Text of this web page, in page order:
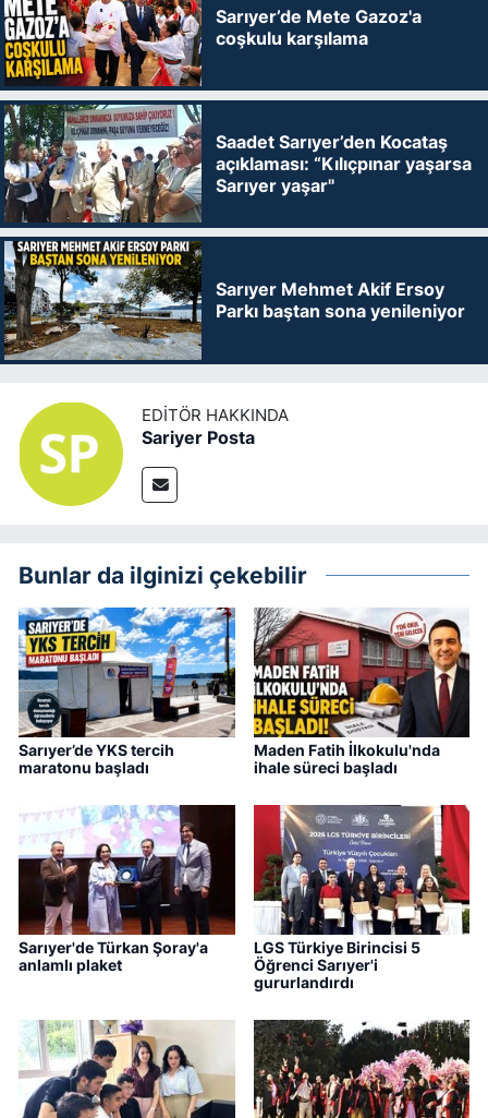
Sarıyer’de Mete Gazoz'a
coşkulu karşılama
Saadet Sarıyer’den Kocataş
açıklaması: “Kılıçpınar yaşarsa
Sarıyer yaşar"
Sarıyer Mehmet Akif Ersoy
Parkı baştan sona yenileniyor
EDITÖR HAKKINDA
Sariyer Posta
Bunlar da ilginizi çekebilir
Sarıyer’de YKS tercih
maratonu başladı
Maden Fatih İlkokulu'nda
ihale süreci başladı
Sarıyer'de Türkan Şoray'a
anlamlı plaket
LGS Türkiye Birincisi 5
Öğrenci Sarıyer'i
gururlandırdı